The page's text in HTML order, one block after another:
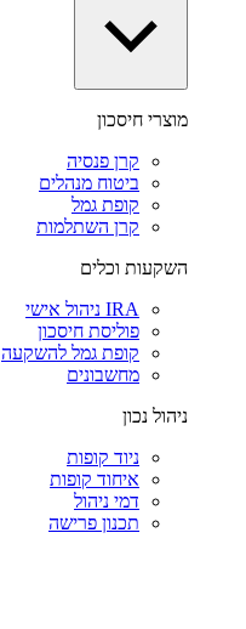
מוצרי חיסכון
קרן פנסיה
ביטוח מנהלים
קופת גמל
קרן השתלמות
השקעות וכלים
IRA ניהול אישי
פוליסת חיסכון
קופת גמל להשקעה
מחשבונים
ניהול נכון
ניוד קופות
איחוד קופות
דמי ניהול
תכנון פרישה